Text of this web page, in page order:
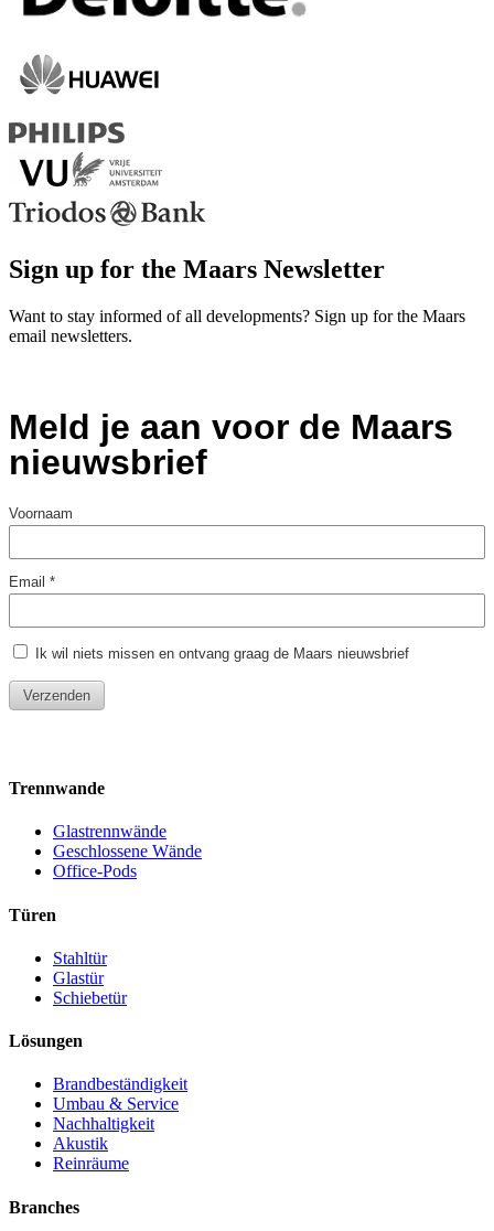
Sign up for the Maars Newsletter
Want to stay informed of all developments? Sign up for the Maars
email newsletters.
Trennwande
Glastrennwände
Geschlossene Wände
Office-Pods
Türen
Stahltür
Glastür
Schiebetür
Lösungen
Brandbeständigkeit
Umbau & Service
Nachhaltigkeit
Akustik
Reinräume
Branches